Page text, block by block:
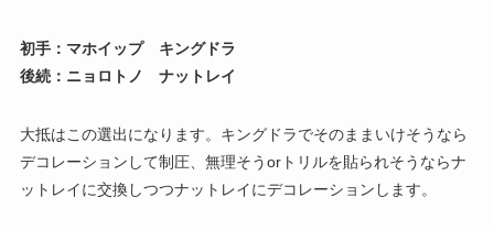
初手：マホイップ キングドラ
後続：ニョロトノ ナットレイ
大抵はこの選出になります。キングドラでそのままいけそうなら
デコレーションして制圧、無理そうorトリルを貼られそうならナ
ットレイに交換しつつナットレイにデコレーションします。